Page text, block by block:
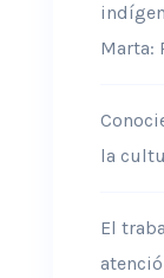
Marta:
la
El